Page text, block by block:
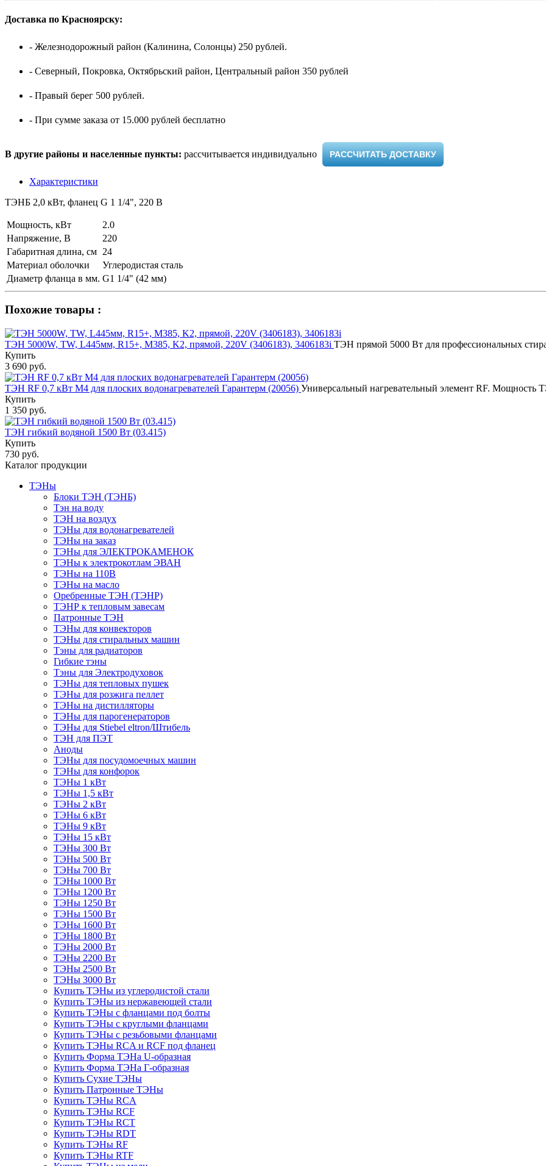
Доставка по Красноярску:
- Железнодорожный район (Калинина, Солонцы) 250 рублей.
- Северный, Покровка, Октябрьский район, Центральный район 350 рублей
- Правый берег 500 рублей.
- При сумме заказа от 15.000 рублей бесплатно
В другие районы и населенные пункты: рассчитывается индивидуально ​ РАССЧИТАТЬ ДОСТАВКУ
Характеристики
ТЭНБ 2,0 кВт, фланец G 1 1/4", 220 В
Мощность, кВт
2.0
Напряжение, В
220
Габаритная длина, см 24
Материал оболочки
Углеродистая сталь
Диаметр фланца в мм. G1 1/4" (42 мм)
Похожие товары :
ТЭН 5000W, TW, L445мм, R15+, M385, K2, прямой, 220V (3406183), 3406183i ТЭН прямой 5000 Вт для профессиональных
Купить
3 690 руб.
ТЭН RF 0,7 кВт M4 для плоских водонагревателей Гарантерм (20056) Универсальный нагревательный элемент RF. Мощность
Купить
1 350 руб.
ТЭН гибкий водяной 1500 Вт (03.415)
Купить
730 руб.
Каталог продукции
ТЭНы
Блоки ТЭН (ТЭНБ)
Тэн на воду
ТЭН на воздух
ТЭНы для водонагревателей
ТЭНы на заказ
ТЭНы для ЭЛЕКТРОКАМЕНОК
ТЭНы к электрокотлам ЭВАН
ТЭНы на 110В
ТЭНы на масло
Оребренные ТЭН (ТЭНР)
ТЭНР к тепловым завесам
Патронные ТЭН
ТЭНы для конвекторов
ТЭНы для стиральных машин
Тэны для радиаторов
Гибкие тэны
Тэны для Электродуховок
ТЭНы для тепловых пушек
ТЭНы для розжига пеллет
ТЭНы на дистилляторы
ТЭНы для парогенераторов
ТЭНы для Stiebel eltron/Штибель
ТЭН для ПЭТ
Аноды
ТЭНы для посудомоечных машин
ТЭНы для конфорок
ТЭНы 1 кВт
ТЭНы 1,5 кВт
ТЭНы 2 кВт
ТЭНы 6 кВт
ТЭНы 9 кВт
ТЭНы 15 кВт
ТЭНы 300 Вт
ТЭНы 500 Вт
ТЭНы 700 Вт
ТЭНы 1000 Вт
ТЭНы 1200 Вт
ТЭНы 1250 Вт
ТЭНы 1500 Вт
ТЭНы 1600 Вт
ТЭНы 1800 Вт
ТЭНы 2000 Вт
ТЭНы 2200 Вт
ТЭНы 2500 Вт
ТЭНы 3000 Вт
Купить ТЭНы из углеродистой стали
Купить ТЭНы из нержавеющей стали
Купить ТЭНы с фланцами под болты
Купить ТЭНы с круглыми фланцами
Купить ТЭНы с резьбовыми фланцами
Купить ТЭНы RCA и RCF под фланец
Купить Форма ТЭНа U-образная
Купить Форма ТЭНа Г-образная
Купить Сухие ТЭНы
Купить Патронные ТЭНы
Купить ТЭНы RCA
Купить ТЭНы RCF
Купить ТЭНы RCT
Купить ТЭНы RDT
Купить ТЭНы RF
Купить ТЭНы RTF